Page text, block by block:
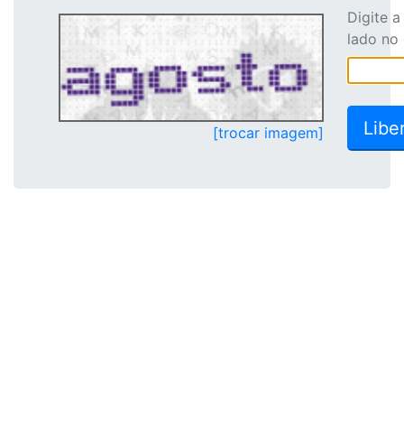
[trocar imagem]
Digite
lado no